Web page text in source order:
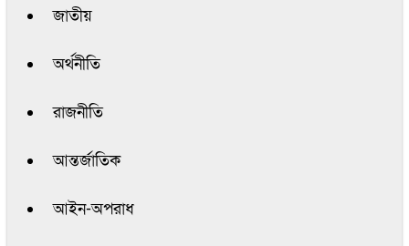
জাতীয়
অর্থনীতি
রাজনীতি
আন্তর্জাতিক
আইন-অপরাধ